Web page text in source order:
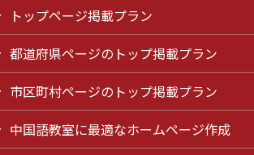
トップページ掲載プラン
都道府県ページのトップ掲載プラン
市区町村ページのトップ掲載プラン
中国語教室に最適なホームページ作成